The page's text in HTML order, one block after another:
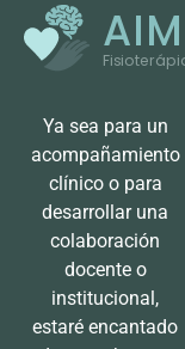
Ya sea para un
acompañamiento
clínico o para
desarrollar una
colaboración
docente o
institucional,
estaré encantado